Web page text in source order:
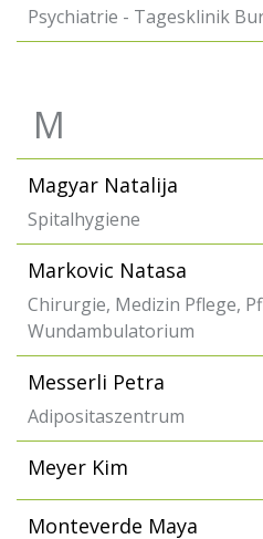
Psychiatrie - Tagesklinik
M
Magyar Natalija
Spitalhygiene
Markovic Natasa
Chirurgie, Medizin Pflege,
Wundambulatorium
Messerli Petra
Adipositaszentrum
Meyer Kim
Monteverde Maya